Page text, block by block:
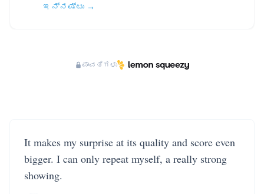
ಇನ್ನಷ್ಟು →
ಪಾವತಿಗಳು
It makes my surprise at its quality and score even
bigger. I can only repeat myself, a really strong
showing.